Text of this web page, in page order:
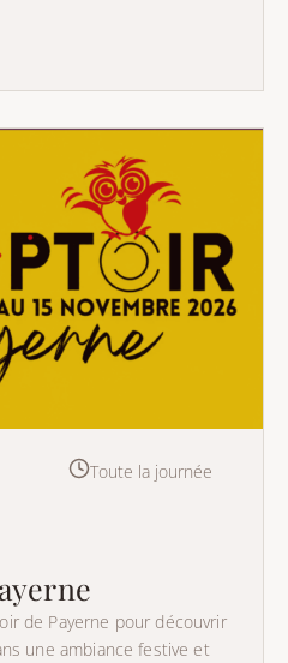
Toute la journée
de Payerne pour découvrir
une ambiance festive et